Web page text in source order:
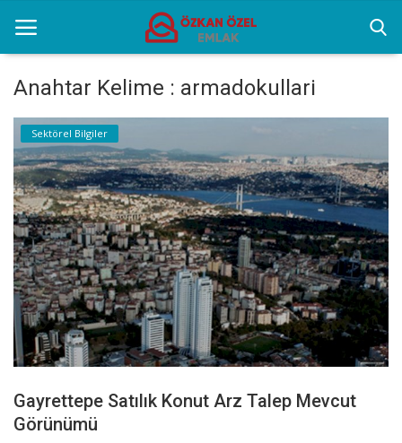
Anasayfa
Sektörel Bilgiler
Gayrettepe Binalar
Galeri
İletişim
Türkçe
Anahtar Kelime : armadokullari
Sektörel Bilgiler
Gayrettepe Satılık Konut Arz Talep Mevcut
Görünümü